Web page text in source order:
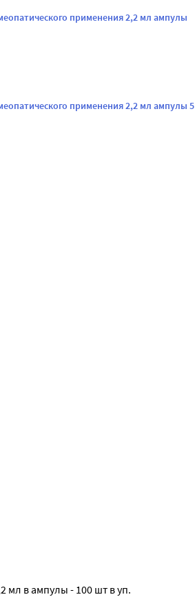
применения 2,2 мл ампулы
применения 2,2 мл ампулы 5
мл в ампулы - 100 шт в уп.